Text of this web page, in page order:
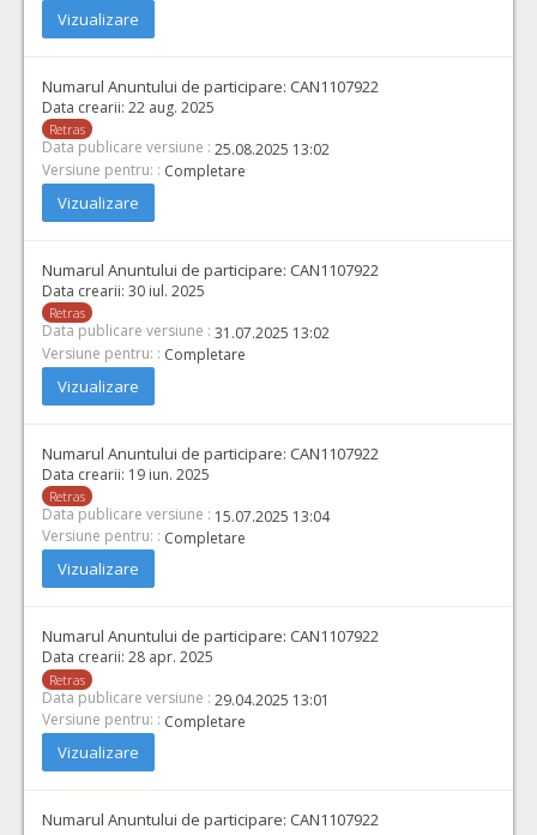
Vizualizare
Numarul Anuntului de participare: CAN1107922
Data crearii: 22 aug. 2025
Retras
Data publicare versiune : 25.08.2025 13:02
Versiune pentru: : Completare
Vizualizare
Numarul Anuntului de participare: CAN1107922
Data crearii: 30 iul. 2025
Retras
Data publicare versiune : 31.07.2025 13:02
Versiune pentru: : Completare
Vizualizare
Numarul Anuntului de participare: CAN1107922
Data crearii: 19 iun. 2025
Retras
Data publicare versiune : 15.07.2025 13:04
Versiune pentru: : Completare
Vizualizare
Numarul Anuntului de participare: CAN1107922
Data crearii: 28 apr. 2025
Retras
Data publicare versiune : 29.04.2025 13:01
Versiune pentru: : Completare
Vizualizare
Numarul Anuntului de participare: CAN1107922